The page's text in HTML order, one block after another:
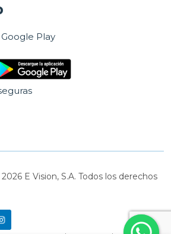
Play
E Vision, S.A. Todos los derechos